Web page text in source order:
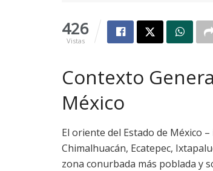
426
Vistas
Contexto
México
El oriente del Estado de México
Chimalhuacán, Ecatepec,
zona conurbada más poblada y